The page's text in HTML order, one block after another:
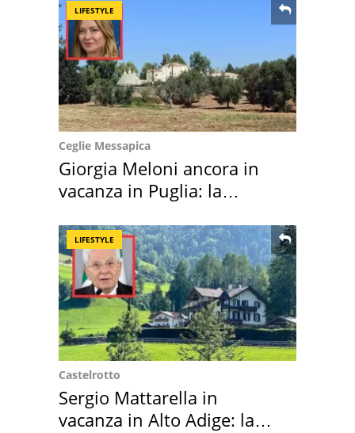
LIFESTYLE
Ceglie Messapica
Giorgia Meloni ancora in
vacanza in Puglia: la
LIFESTYLE
Castelrotto
Sergio Mattarella in
vacanza in Alto Adige: la